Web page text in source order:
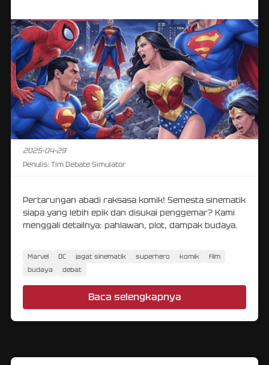
2025-04-29
Penulis: Tim Debate Simulator
Pertarungan abadi raksasa komik! Semesta sinematik
siapa yang lebih epik dan disukai penggemar? Kami
menggali detailnya: pahlawan, plot, dampak budaya.
Marvel DC jagat sinematik superhero komik
film
budaya
debat
Baca selengkapnya